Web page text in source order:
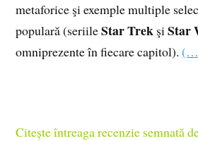
metaforice şi exemple multiple
populară (seriileStar Trek şiStar
omniprezente în fiecare capitol).
Citește întreaga recenzie semnată